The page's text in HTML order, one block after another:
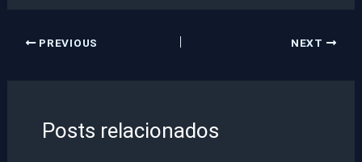
PREVIOUS NEXT
Posts relacionados